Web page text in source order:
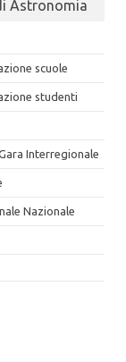
Astronomia
scuole
studenti
Interregionale
Nazionale